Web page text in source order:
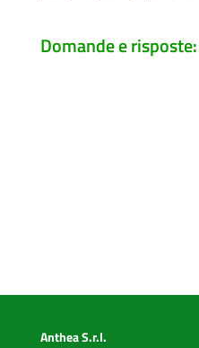
Domande e risposte:
Anthea S.r.l.